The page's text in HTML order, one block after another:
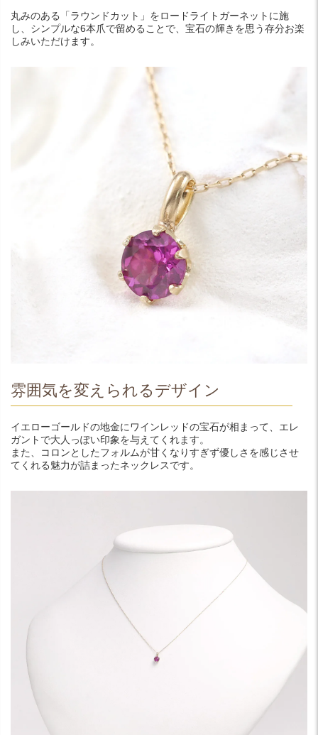
丸みのある「ラウンドカット」をロードライトガーネットに施
し、シンプルな6本爪で留めることで、宝石の輝きを思う存分お楽
しみいただけます。
雰囲気を変えられるデザイン
イエローゴールドの地金にワインレッドの宝石が相まって、エレ
ガントで大人っぽい印象を与えてくれます。
また、コロンとしたフォルムが甘くなりすぎず優しさを感じさせ
てくれる魅力が詰まったネックレスです。